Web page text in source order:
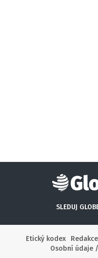
SLEDUJ
Etický kodex
Redakce
Osobní údaje